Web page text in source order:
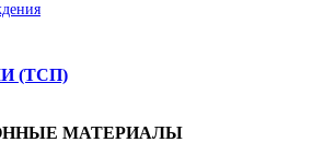
(ТСП)
МАТЕРИАЛЫ